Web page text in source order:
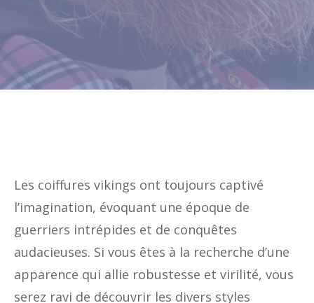
Les coiffures vikings ont toujours captivé
l’imagination, évoquant une époque de
guerriers intrépides et de conquêtes
audacieuses. Si vous êtes à la recherche d’une
apparence qui allie robustesse et virilité, vous
serez ravi de découvrir les divers styles